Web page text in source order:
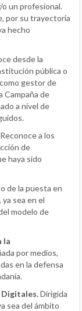
un profesional.
por su trayectoria
hecho
desde la
pública o
gestor de
Campaña de
a nivel de
Reconoce a los
de
haya sido
de la puesta en
sea en el
modelo de
la
por medios,
en la defensa
Digitales.Dirigida
sea del ámbito